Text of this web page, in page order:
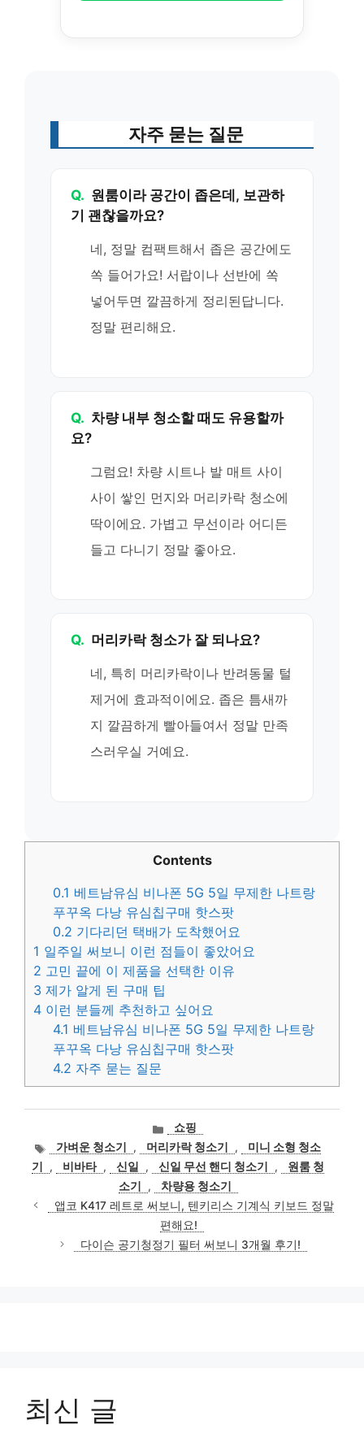
자주 묻는 질문
Q. 원룸이라 공간이 좁은데, 보관하
기 괜찮을까요?
네, 정말 컴팩트해서 좁은 공간에도
쏙 들어가요! 서랍이나 선반에 쏙
넣어두면 깔끔하게 정리된답니다.
정말 편리해요.
Q. 차량 내부 청소할 때도 유용할까
요?
그럼요! 차량 시트나 발 매트 사이
사이 쌓인 먼지와 머리카락 청소에
딱이에요. 가볍고 무선이라 어디든
들고 다니기 정말 좋아요.
Q. 머리카락 청소가 잘 되나요?
네, 특히 머리카락이나 반려동물 털
제거에 효과적이에요. 좁은 틈새까
지 깔끔하게 빨아들여서 정말 만족
스러우실 거예요.
Contents
0.1 베트남유심 비나폰 5G 5일 무제한 나트랑
푸꾸옥 다낭 유심칩구매 핫스팟
0.2 기다리던 택배가 도착했어요
1 일주일 써보니 이런 점들이 좋았어요
2 고민 끝에 이 제품을 선택한 이유
3 제가 알게 된 구매 팁
4 이런 분들께 추천하고 싶어요
4.1 베트남유심 비나폰 5G 5일 무제한 나트랑
푸꾸옥 다낭 유심칩구매 핫스팟
4.2 자주 묻는 질문
카
테
고
리
쇼핑
태가벼운 청소기 , 머리카락 청소기 ,
미니 소형 청소
기
, 비바타 , 신일 , 신일 무선 핸디 청소기 ,
원룸 청
소기
,
차량용 청소기
앱코 K417 레트로 써보니, 텐키리스 기계식 키보드 정말
편해요!
다이슨 공기청정기 필터 써보니 3개월 후기!
최신 글